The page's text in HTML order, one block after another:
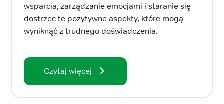
wsparcia, zarządzanie emocjami i staranie się
dostrzec te pozytywne aspekty, które mogą
wyniknąć z trudnego doświadczenia.
Czytaj więcej